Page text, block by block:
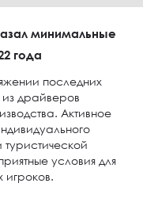
минимальные
года
последних
драйверов
Активное
условия для
игроков.